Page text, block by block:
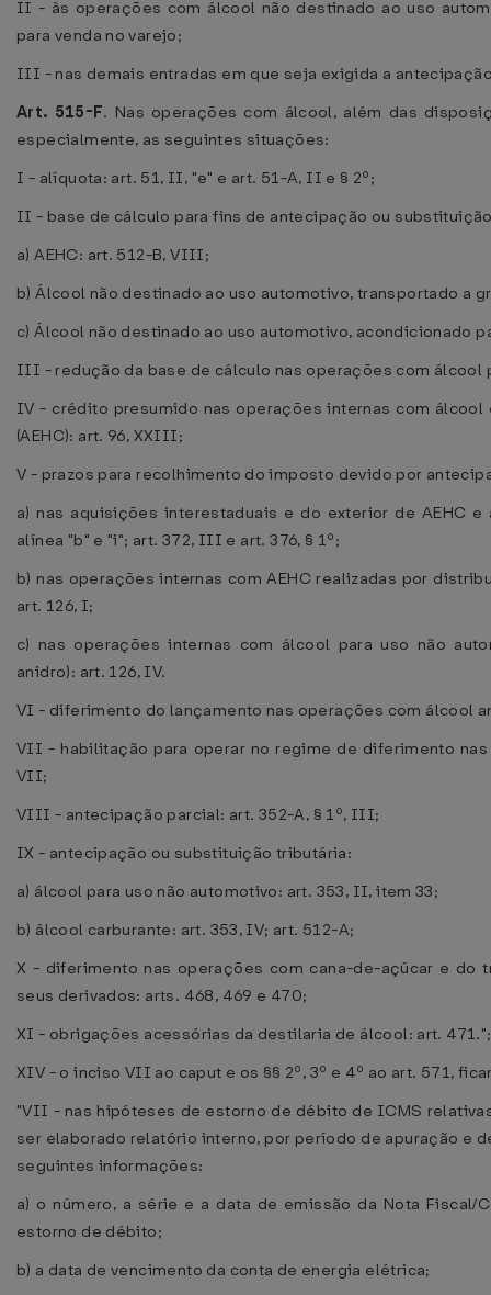
II - às operações com álcool não destinado ao uso
para venda no varejo;
III - nas demais entradas em que seja exigida a
Art. 515-F. Nas operações com álcool, além das
especialmente, as seguintes situações:
I - alíquota: art. 51, II, "e" e art. 51-A, II e § 2º;
II - base de cálculo para fins de antecipação ou
a) AEHC: art. 512-B, VIII;
b) Álcool não destinado ao uso automotivo, transportado a
c) Álcool não destinado ao uso automotivo, acondicionado
III - redução da base de cálculo nas operações com álcool
IV - crédito presumido nas operações internas com
(AEHC): art. 96, XXIII;
V - prazos para recolhimento do imposto devido por
a) nas aquisições interestaduais e do exterior de AEHC
alínea "b" e "i"; art. 372, III e art. 376, § 1º;
b) nas operações internas com AEHC realizadas por
art. 126, I;
c) nas operações internas com álcool para uso não
anidro): art. 126, IV.
VI - diferimento do lançamento nas operações com álcool
VII - habilitação para operar no regime de diferimento
VII;
VIII - antecipação parcial: art. 352-A, § 1º, III;
IX - antecipação ou substituição tributária:
a) álcool para uso não automotivo: art. 353, II, item 33;
b) álcool carburante: art. 353, IV; art. 512-A;
X - diferimento nas operações com cana-de-açúcar e do
seus derivados: arts. 468, 469 e 470;
XI - obrigações acessórias da destilaria de álcool: art. 471.";
XIV - o inciso VII ao caput e os §§ 2º, 3º e 4º ao art. 571,
"VII - nas hipóteses de estorno de débito de ICMS
ser elaborado relatório interno, por período de apuração e
seguintes informações:
a) o número, a série e a data de emissão da Nota Fiscal/
estorno de débito;
b) a data de vencimento da conta de energia elétrica;